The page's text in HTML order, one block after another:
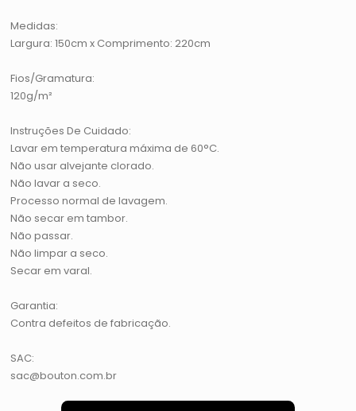
Medidas:
Largura: 150cm x Comprimento: 220cm
Fios/Gramatura:
120g/m²
Instruções De Cuidado:
Lavar em temperatura máxima de 60°C.
Não usar alvejante clorado.
Não lavar a seco.
Processo normal de lavagem.
Não secar em tambor.
Não passar.
Não limpar a seco.
Secar em varal.
Garantia:
Contra defeitos de fabricação.
SAC:
sac@bouton.com.br